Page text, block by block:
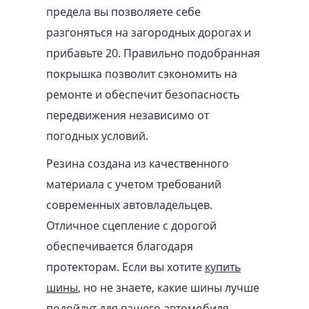
предела вы позволяете себе
разгоняться на загородных дорогах и
прибавьте 20. Правильно подобранная
покрышка позволит сэкономить на
ремонте и обеспечит безопасность
передвижения независимо от
погодных условий.
Резина создана из качественного
материала с учетом требований
современных автовладельцев.
Отличное сцепление с дорогой
обеспечивается благодаря
протекторам. Если вы хотите купить
шины, но не знаете, какие шины лучше